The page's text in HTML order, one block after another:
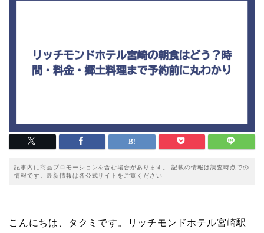
記事内に商品プロモーションを含む場合があります。 記載の情報は調査時点での
情報です。最新情報は各公式サイトをご覧ください
こんにちは、タクミです。リッチモンドホテル宮崎駅